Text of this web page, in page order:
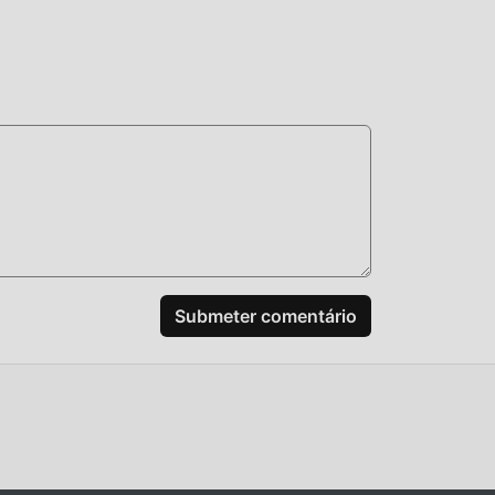
Submeter comentário